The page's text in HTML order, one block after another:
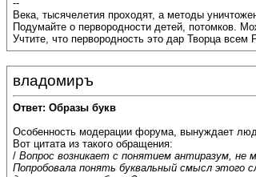
--
Века, тысячелетия проходят, а методы
Подумайте о первородности детей, потомков.
Учтите, что первородность это дар Творца
владомиръ
Ответ: Образы букв
Особенность модерации форума, вынуждает
Вот цитата из такого обращения:
/ Вопрос возникает с понятием антиразум, не
Попробовала понять буквальный смысл